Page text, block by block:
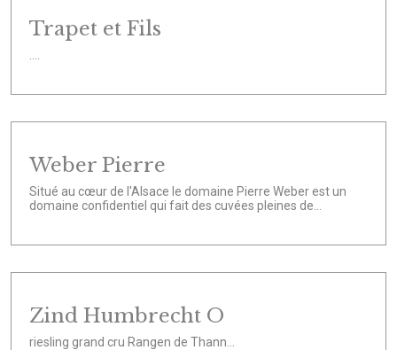
Trapet et Fils
Weber Pierre
Situé au cœur de l'Alsace le domaine Pierre Weber est un
domaine confidentiel qui fait des cuvées pleines de...
Zind Humbrecht O
riesling grand cru Rangen de Thann...